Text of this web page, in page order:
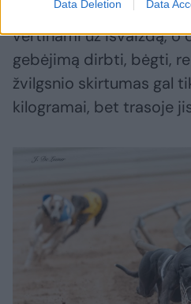
Data Deletion Data
– didelė ištvermė.
vertinami už išvaizdą, o
gebėjimą dirbti, bėgti,
žvilgsnio skirtumas gal
kilogramai, bet trasoje